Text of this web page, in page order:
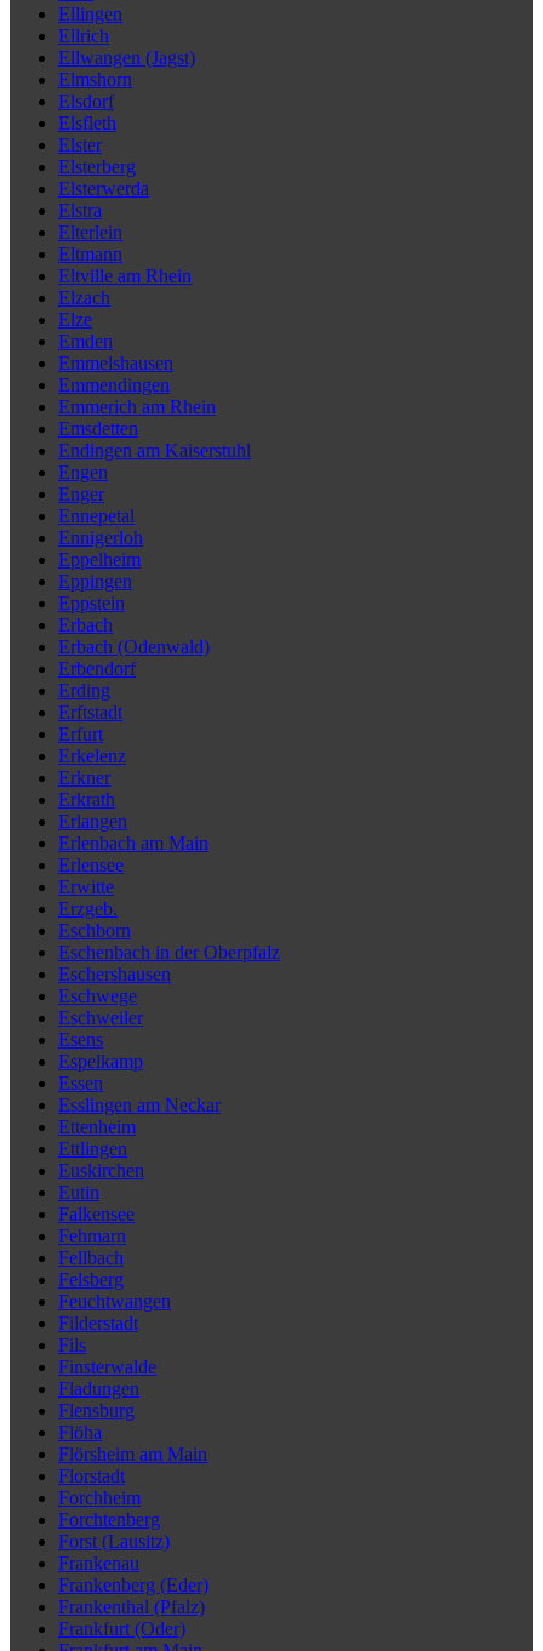
Ellingen
Ellrich
Ellwangen (Jagst)
Elmshorn
Elsdorf
Elsfleth
Elster
Elsterberg
Elsterwerda
Elstra
Elterlein
Eltmann
Eltville am Rhein
Elzach
Elze
Emden
Emmelshausen
Emmendingen
Emmerich am Rhein
Emsdetten
Endingen am Kaiserstuhl
Engen
Enger
Ennepetal
Ennigerloh
Eppelheim
Eppingen
Eppstein
Erbach
Erbach (Odenwald)
Erbendorf
Erding
Erftstadt
Erfurt
Erkelenz
Erkner
Erkrath
Erlangen
Erlenbach am Main
Erlensee
Erwitte
Erzgeb.
Eschborn
Eschenbach in der Oberpfalz
Eschershausen
Eschwege
Eschweiler
Esens
Espelkamp
Essen
Esslingen am Neckar
Ettenheim
Ettlingen
Euskirchen
Eutin
Falkensee
Fehmarn
Fellbach
Felsberg
Feuchtwangen
Filderstadt
Fils
Finsterwalde
Fladungen
Flensburg
Flöha
Flörsheim am Main
Florstadt
Forchheim
Forchtenberg
Forst (Lausitz)
Frankenau
Frankenberg (Eder)
Frankenthal (Pfalz)
Frankfurt (Oder)